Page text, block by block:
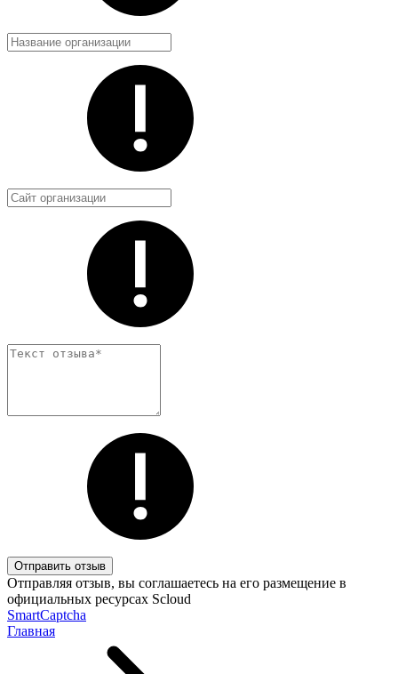
Отправить отзыв
Отправляя отзыв, вы соглашаетесь на его размещение в
официальных ресурсах Scloud
SmartCaptcha
Главная